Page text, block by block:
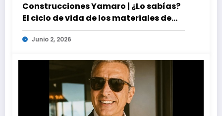
Construcciones Yamaro | ¿Lo sabías?
El ciclo de vida de los materiales de
construcción revoluciona eficiencia
en proyectos modernos
Junio 2, 2026